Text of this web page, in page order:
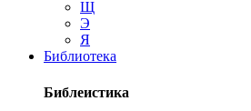
Щ
Э
Я
Библиотека
Библеистика